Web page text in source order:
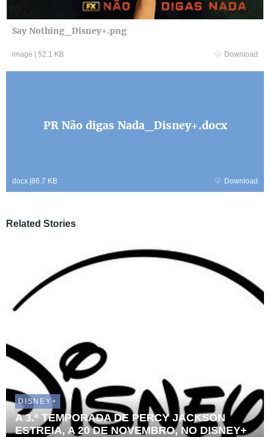
Say Nothing_Disney+.png
image | 52.1 KB Download
PR Não digas Nada_Disney+.docx
docx |86.7 KB Download
Related Stories
DISNEY+
A 3.ª TEMPORADA DE PERCY JACKSON
ESTREIA, A 20 DE NOVEMBRO, NO DISNEY+